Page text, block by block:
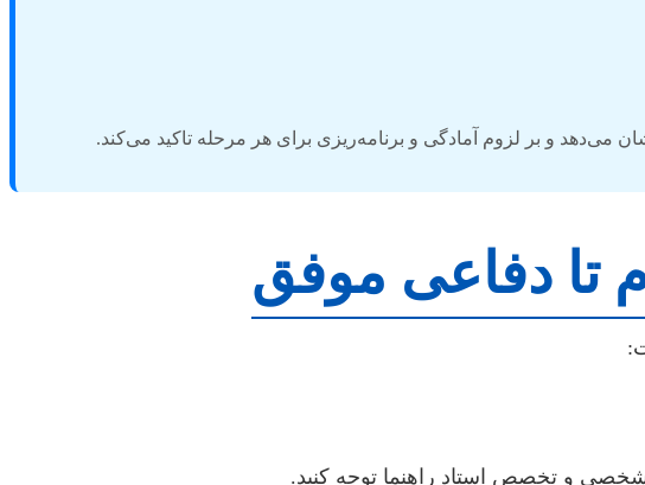
می‌دهد و بر لزوم آمادگی و برنامه‌ریزی برای هر مرحله تاکید می‌کند.
تا دفاعی موفق
شخصی و تخصص استاد راهنما توجه کنید.